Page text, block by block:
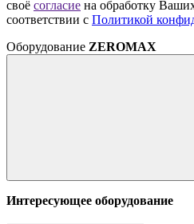
своё согласие на обработку
соответствии с Политикой
Оборудование ZEROMAX
Интересующее оборудование